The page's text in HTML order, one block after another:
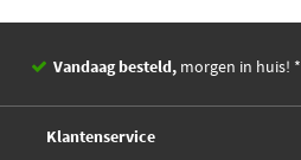
Vandaag besteld, morgen in huis! *
Klantenservice